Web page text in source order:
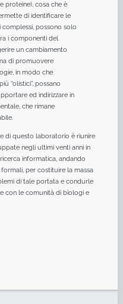
proteine), cosa che è
di identificare le
complessi, possono solo
i componenti del
un cambiamento
di promuovere
in modo che
“olistici”, possano
ed indirizzare in
che rimane
di questo laboratorio è riunire
negli ultimi venti anni in
informatica, andando
per costituire la massa
di tale portata e condurle
con le comunità di biologi e